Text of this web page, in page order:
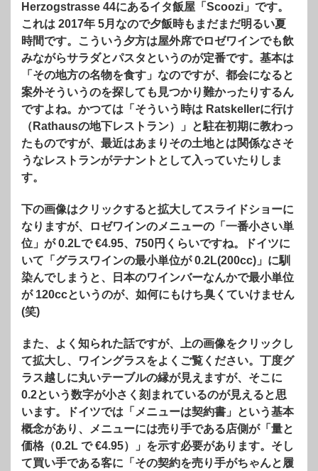
Herzogstrasse 44にあるイタ飯屋「Scoozi」です。
これは 2017年 5月なので夕飯時もまだまだ明るい夏
時間です。こういう夕方は屋外席でロゼワインでも飲
みながらサラダとパスタというのが定番です。基本は
「その地方の名物を食す」なのですが、都会になると
案外そういうのを探しても見つかり難かったりするん
ですよね。かつては「そういう時は Ratskellerに行け
（Rathausの地下レストラン）」と駐在初期に教わっ
たものですが、最近はあまりその土地とは関係なさそ
うなレストランがテナントとして入っていたりしま
す。
下の画像はクリックすると拡大してスライドショーに
なりますが、ロゼワインのメニューの「一番小さい単
位」が 0.2Lで €4.95、750円くらいですね。ドイツに
いて「グラスワインの最小単位が 0.2L(200cc)」に馴
染んでしまうと、日本のワインバーなんかで最小単位
が 120ccというのが、如何にもけち臭くていけません
(笑)
また、よく知られた話ですが、上の画像をクリックし
て拡大し、ワイングラスをよくご覧ください。丁度グ
ラス越しに丸いテーブルの縁が見えますが、そこに
0.2という数字が小さく刻まれているのが見えると思
います。ドイツでは「メニューは契約書」という基本
概念があり、メニューには売り手である店側が「量と
価格（0.2L で €4.95）」を示す必要があります。そし
て買い手である客に「その契約を売り手がちゃんと履